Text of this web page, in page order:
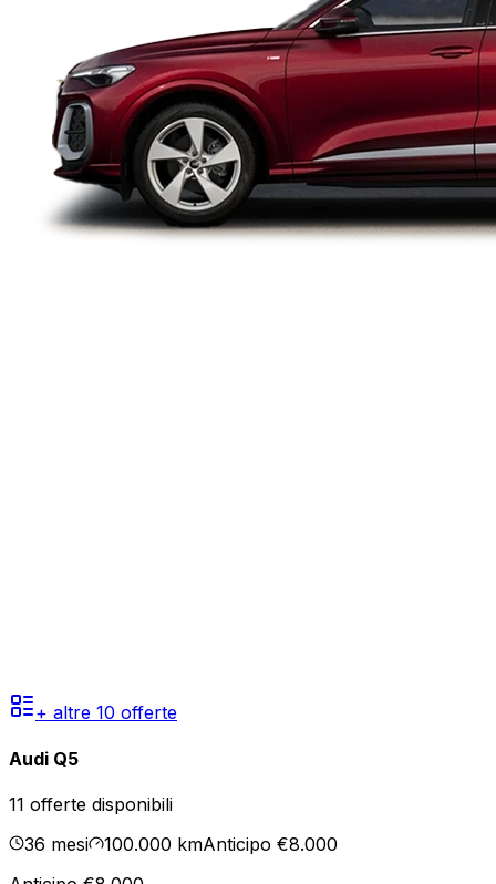
+ altre 10 offerte
Audi Q5
11 offerte disponibili
36 mesi 100.000 kmAnticipo €8.000